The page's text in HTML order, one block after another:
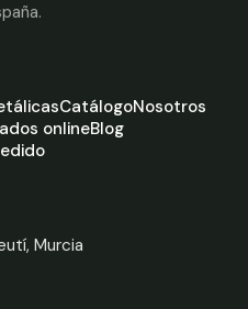
CatálogoNosotros
onlineBlog
Murcia